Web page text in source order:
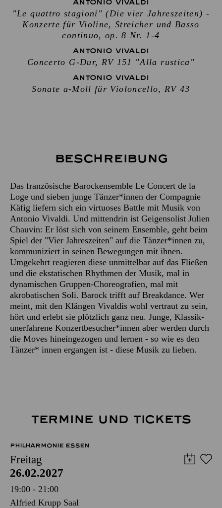
ANTONIO VIVALDI
"Le quattro stagioni" (Die vier Jahreszeiten) -
Konzerte für Violine, Streicher und Basso
continuo, op. 8 Nr. 1-4
ANTONIO VIVALDI
Concerto G-Dur, RV 151 "Alla rustica"
ANTONIO VIVALDI
Sonate a-Moll für Violoncello, RV 43
Beschreibung
Das französische Barockensemble Le Concert de la
Loge und sieben junge Tänzer*innen der Compagnie
Käfig liefern sich ein virtuoses Battle mit Musik von
Antonio Vivaldi. Und mittendrin ist Geigensolist Julien
Chauvin: Er löst sich von seinem Ensemble, geht beim
Spiel der "Vier Jahreszeiten" auf die Tänzer*innen zu,
kommuniziert in seinen Bewegungen mit ihnen.
Umgekehrt reagieren diese unmittelbar auf das Fließen
und die ekstatischen Rhythmen der Musik, mal in
dynamischen Gruppen-Choreografien, mal mit
akrobatischen Soli. Barock trifft auf Breakdance. Wer
meint, mit den Klängen Vivaldis wohl vertraut zu sein,
hört und erlebt sie plötzlich ganz neu. Junge, Klassik-
unerfahrene Konzertbesucher*innen aber werden durch
die Moves hineingezogen und lernen - so wie es den
Tänzer* innen ergangen ist - diese Musik zu lieben.
TERMINE UND TICKETS
PHILHARMONIE ESSEN
Freitag
26.02.2027
19:00 - 21:00
Alfried Krupp Saal